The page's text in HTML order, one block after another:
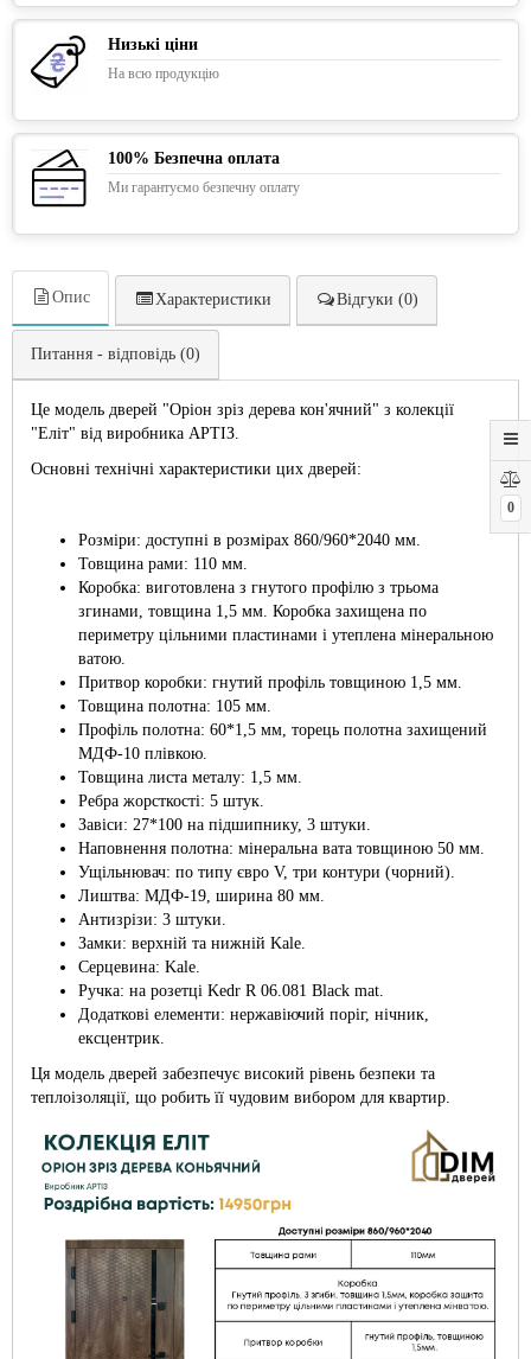
0
Низькі ціни
На всю продукцію
100% Безпечна оплата
Ми гарантуємо безпечну оплату
Опис Характеристики Відгуки (0)
Питання - відповідь (0)
Це модель дверей "Оріон зріз дерева кон'ячний" з колекції
"Еліт" від виробника АРТІЗ.
Основні технічні характеристики цих дверей:
Розміри: доступні в розмірах 860/960*2040 мм.
Товщина рами: 110 мм.
Коробка: виготовлена з гнутого профілю з трьома
згинами, товщина 1,5 мм. Коробка захищена по
периметру цільними пластинами і утеплена мінеральною
ватою.
Притвор коробки: гнутий профіль товщиною 1,5 мм.
Товщина полотна: 105 мм.
Профіль полотна: 60*1,5 мм, торець полотна захищений
МДФ-10 плівкою.
Товщина листа металу: 1,5 мм.
Ребра жорсткості: 5 штук.
Завіси: 27*100 на підшипнику, 3 штуки.
Наповнення полотна: мінеральна вата товщиною 50 мм.
Ущільнювач: по типу євро V, три контури (чорний).
Лиштва: МДФ-19, ширина 80 мм.
Антизрізи: 3 штуки.
Замки: верхній та нижній Kale.
Серцевина: Kale.
Ручка: на розетці Kedr R 06.081 Black mat.
Додаткові елементи: нержавіючий поріг, нічник,
ексцентрик.
Ця модель дверей забезпечує високий рівень безпеки та
теплоізоляції, що робить її чудовим вибором для квартир.